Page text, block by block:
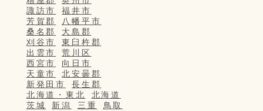
諏訪市
福井市
芳賀郡
八幡平市
桑名郡
大島郡
刈谷市
東臼杵郡
出雲市
荒川区
西宮市
向日市
天童市
北安曇郡
新発田市
長生郡
北海道・東北
北海道
茨城
新潟 三重
鳥取